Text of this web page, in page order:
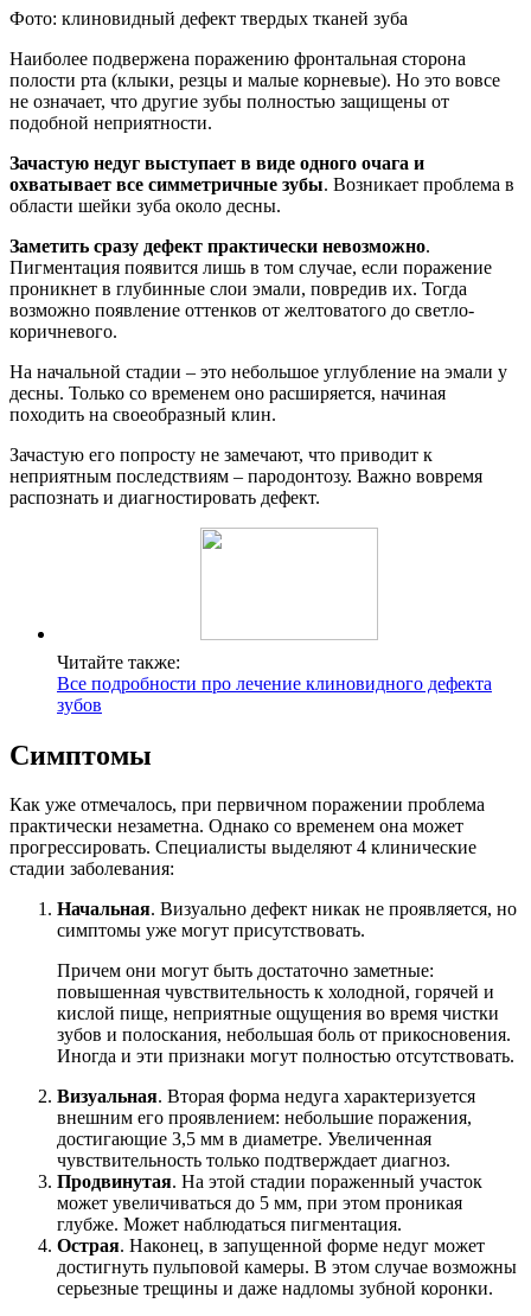
Фото: клиновидный дефект твердых тканей зуба
Наиболее подвержена поражению фронтальная сторона
полости рта (клыки, резцы и малые корневые). Но это вовсе
не означает, что другие зубы полностью защищены от
подобной неприятности.
Зачастую недуг выступает в виде одного очага и
охватывает все симметричные зубы. Возникает проблема в
области шейки зуба около десны.
Заметить сразу дефект практически невозможно.
Пигментация появится лишь в том случае, если поражение
проникнет в глубинные слои эмали, повредив их. Тогда
возможно появление оттенков от желтоватого до светло-
коричневого.
На начальной стадии – это небольшое углубление на эмали у
десны. Только со временем оно расширяется, начиная
походить на своеобразный клин.
Зачастую его попросту не замечают, что приводит к
неприятным последствиям – пародонтозу. Важно вовремя
распознать и диагностировать дефект.
Читайте также:
Все подробности про лечение клиновидного дефекта
зубов
Симптомы
Как уже отмечалось, при первичном поражении проблема
практически незаметна. Однако со временем она может
прогрессировать. Специалисты выделяют 4 клинические
стадии заболевания:
Начальная. Визуально дефект никак не проявляется, но
симптомы уже могут присутствовать.
Причем они могут быть достаточно заметные:
повышенная чувствительность к холодной, горячей и
кислой пище, неприятные ощущения во время чистки
зубов и полоскания, небольшая боль от прикосновения.
Иногда и эти признаки могут полностью отсутствовать.
Визуальная. Вторая форма недуга характеризуется
внешним его проявлением: небольшие поражения,
достигающие 3,5 мм в диаметре. Увеличенная
чувствительность только подтверждает диагноз.
Продвинутая. На этой стадии пораженный участок
может увеличиваться до 5 мм, при этом проникая
глубже. Может наблюдаться пигментация.
Острая. Наконец, в запущенной форме недуг может
достигнуть пульповой камеры. В этом случае возможны
серьезные трещины и даже надломы зубной коронки.